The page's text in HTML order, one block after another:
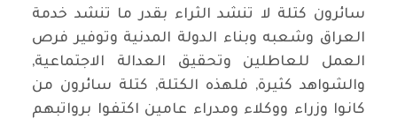
سائرون كتلة لا تنشد الثراء بقدر ما تنشد خدمة
العراق وشعبه وبناء الدولة المدنية وتوفير فرص
العمل للعاطلين وتحقيق العدالة الاجتماعية,
والشواهد كثيرة, فلهذه الكتلة, كتلة سائرون من
كانوا وزراء ووكلاء ومدراء عامين اكتفوا برواتبهم